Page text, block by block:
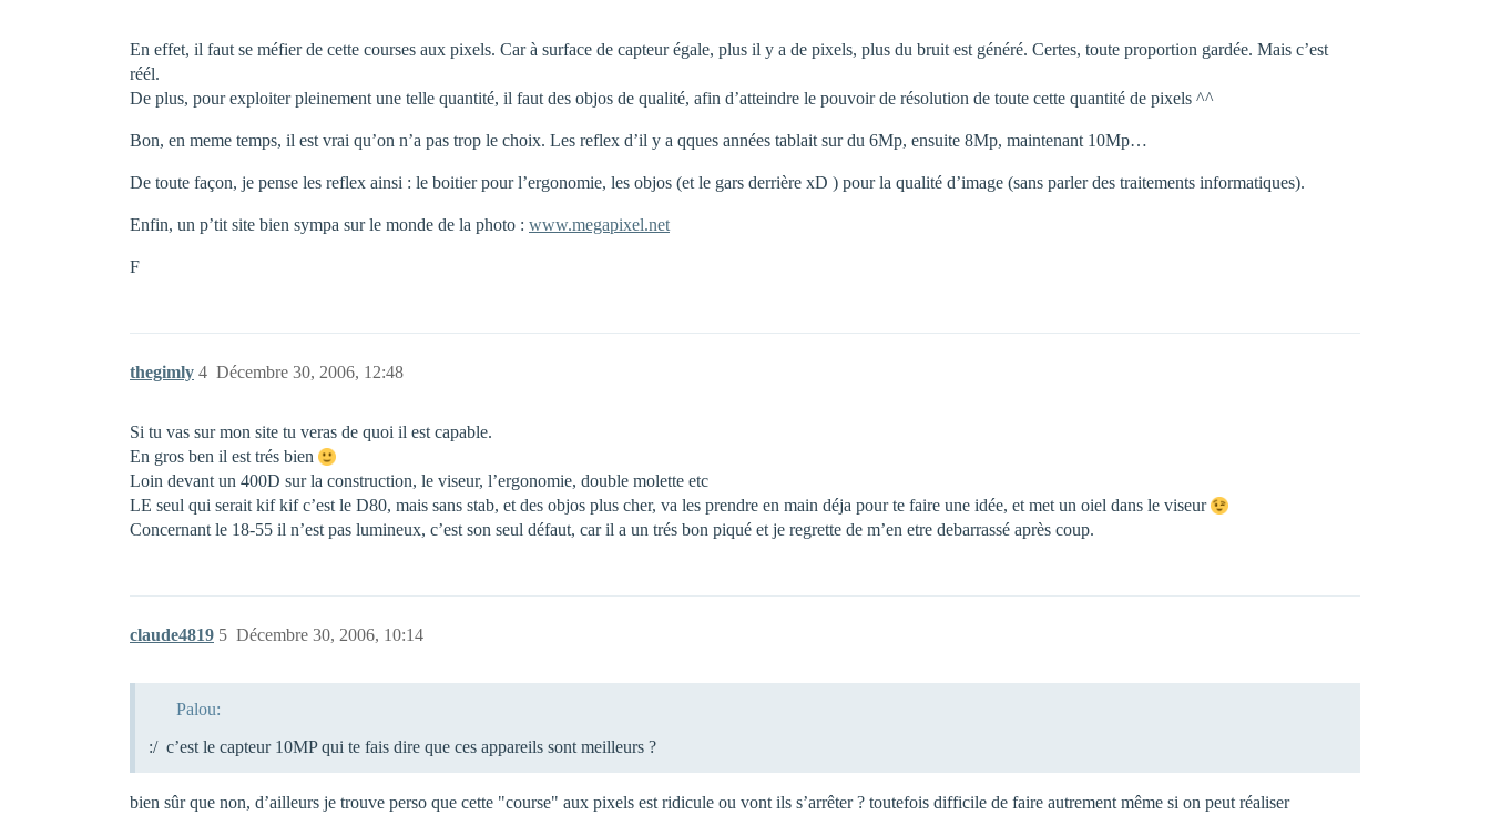
En effet, il faut se méfier de cette courses aux pixels. Car à surface de capteur égale, plus il y a de pixels, plus du bruit est généré. Certes, toute proportion gardée. Mais c’est
réél.
De plus, pour exploiter pleinement une telle quantité, il faut des objos de qualité, afin d’atteindre le pouvoir de résolution de toute cette quantité de pixels ^^
Bon, en meme temps, il est vrai qu’on n’a pas trop le choix. Les reflex d’il y a qques années tablait sur du 6Mp, ensuite 8Mp, maintenant 10Mp…
De toute façon, je pense les reflex ainsi : le boitier pour l’ergonomie, les objos (et le gars derrière xD ) pour la qualité d’image (sans parler des traitements informatiques).
Enfin, un p’tit site bien sympa sur le monde de la photo : www.megapixel.net
F
thegimly Décembre 30, 2006, 12:48
4
Si tu vas sur mon site tu veras de quoi il est capable.
En gros ben il est trés bien
Loin devant un 400D sur la construction, le viseur, l’ergonomie, double molette etc
LE seul qui serait kif kif c’est le D80, mais sans stab, et des objos plus cher, va les prendre en main déja pour te faire une idée, et met un oiel dans le viseur
Concernant le 18-55 il n’est pas lumineux, c’est son seul défaut, car il a un trés bon piqué et je regrette de m’en etre debarrassé après coup.
claude4819 Décembre 30, 2006, 10:14
5
Palou:
:/ c’est le capteur 10MP qui te fais dire que ces appareils sont meilleurs ?
bien sûr que non, d’ailleurs je trouve perso que cette "course" aux pixels est ridicule ou vont ils s’arrêter ? toutefois difficile de faire autrement même si on peut réaliser